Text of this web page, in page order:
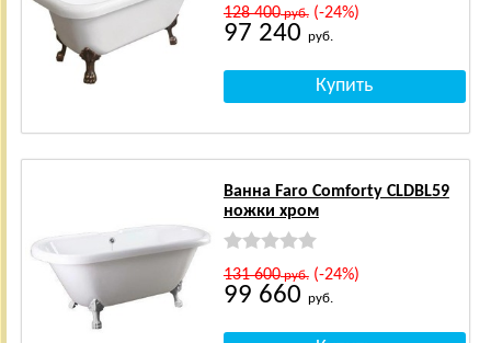
128 400руб.(-24%)
97 240 руб.
Ванна Faro Comforty CLDBL59
ножки хром
131 600руб.(-24%)
99 660 руб.